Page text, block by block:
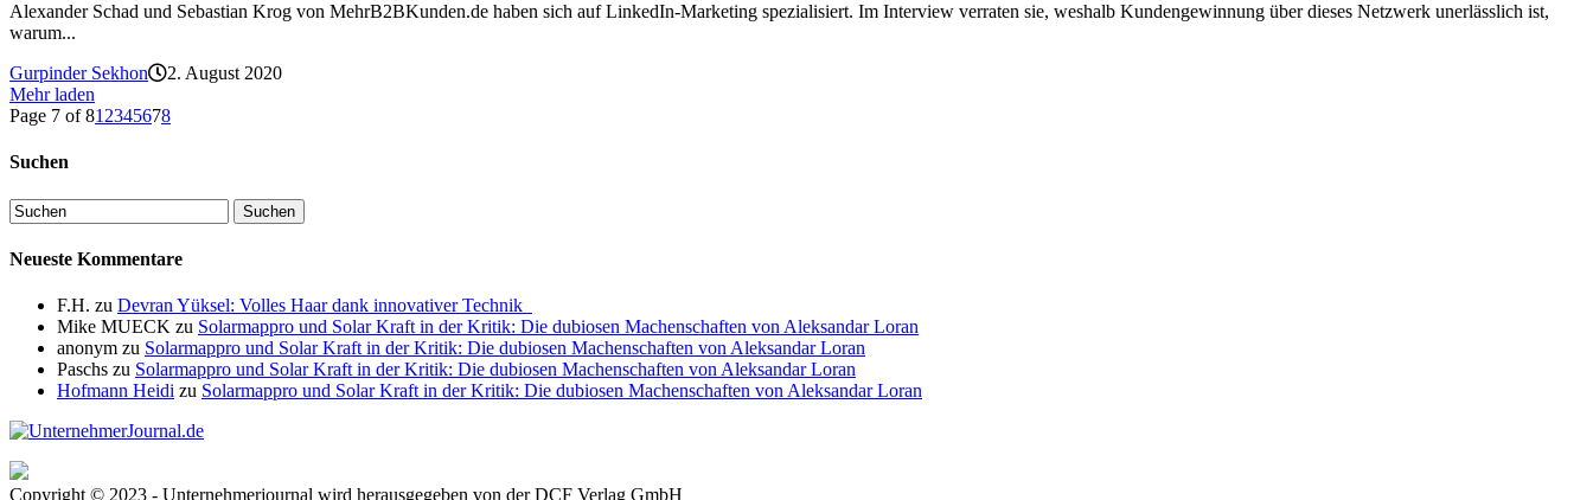
Alexander Schad und Sebastian Krog von MehrB2BKunden.de haben sich auf LinkedIn-Marketing spezialisiert. Im Interview verraten sie, weshalb Kundengewinnung über dieses Netzwerk unerlässlich ist,
warum...
Gurpinder Sekhon
2. August 2020
Mehr laden
Page 7 of 81 2345678
Suchen
Neueste Kommentare
F.H. zu Devran Yüksel: Volles Haar dank innovativer Technik
Mike MUECK zu Solarmappro und Solar Kraft in der Kritik: Die dubiosen Machenschaften von Aleksandar Loran
anonym zu Solarmappro und Solar Kraft in der Kritik: Die dubiosen Machenschaften von Aleksandar Loran
Paschs zu Solarmappro und Solar Kraft in der Kritik: Die dubiosen Machenschaften von Aleksandar Loran
Hofmann Heidi zu Solarmappro und Solar Kraft in der Kritik: Die dubiosen Machenschaften von Aleksandar Loran
Copyright © 2023 - Unternehmerjournal wird herausgegeben von der DCF Verlag GmbH